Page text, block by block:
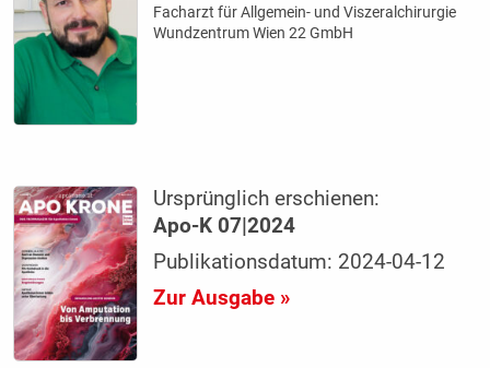
Facharzt für Allgemein- und Viszeralchirurgie
Wundzentrum Wien 22 GmbH
Ursprünglich erschienen:
Apo-K 07|2024
Publikationsdatum: 2024-04-12
Zur Ausgabe »